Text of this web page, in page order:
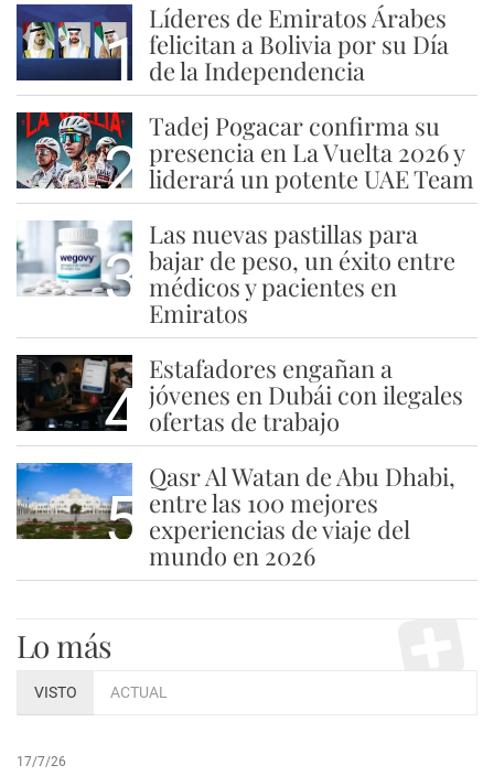
1
Líderes de Emiratos Árabes
felicitan a Bolivia por su Día
de la Independencia
2
Tadej Pogacar confirma su
presencia en La Vuelta 2026 y
liderará un potente UAE Team
3
Las nuevas pastillas para
bajar de peso, un éxito entre
médicos y pacientes en
Emiratos
4
Estafadores engañan a
jóvenes en Dubái con ilegales
ofertas de trabajo
5
Qasr Al Watan de Abu Dhabi,
entre las 100 mejores
experiencias de viaje del
mundo en 2026
Lo más
VISTO ACTUAL
17/7/26